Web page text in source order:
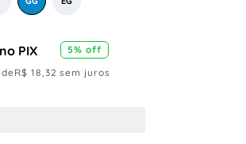
no PIX 5% off
R$ 18,32 sem juros